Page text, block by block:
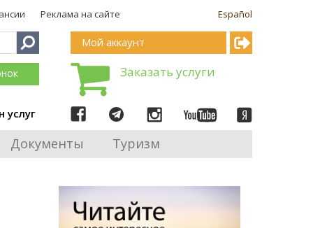
Español
Реклама на сайте
услуг
Мой аккаунт
Заказать услуги
Документы Туризм